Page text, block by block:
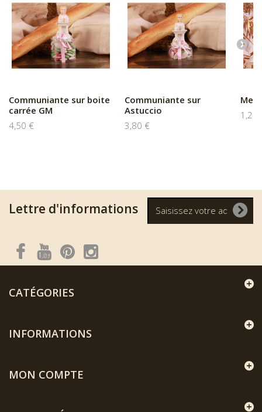
Communiante sur boite
carrée GM
4,50 €
Communiante sur
Astuccio
3,80 €
1,20
Lettre d'informations
CATÉGORIES
INFORMATIONS
MON COMPTE